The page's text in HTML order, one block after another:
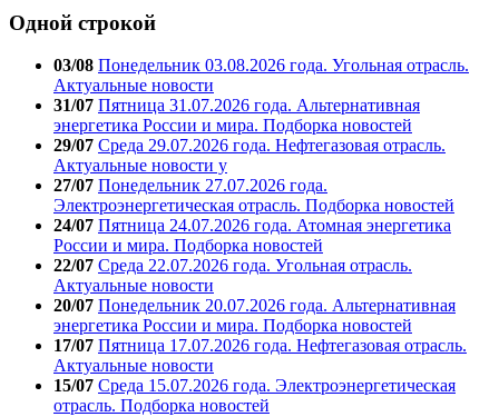
Одной строкой
03/08 Понедельник 03.08.2026 года. Угольная отрасль.
Актуальные новости
31/07 Пятница 31.07.2026 года. Альтернативная
энергетика России и мира. Подборка новостей
29/07 Среда 29.07.2026 года. Нефтегазовая отрасль.
Актуальные новости у
27/07 Понедельник 27.07.2026 года.
Электроэнергетическая отрасль. Подборка новостей
24/07 Пятница 24.07.2026 года. Атомная энергетика
России и мира. Подборка новостей
22/07 Среда 22.07.2026 года. Угольная отрасль.
Актуальные новости
20/07 Понедельник 20.07.2026 года. Альтернативная
энергетика России и мира. Подборка новостей
17/07 Пятница 17.07.2026 года. Нефтегазовая отрасль.
Актуальные новости
15/07 Среда 15.07.2026 года. Электроэнергетическая
отрасль. Подборка новостей